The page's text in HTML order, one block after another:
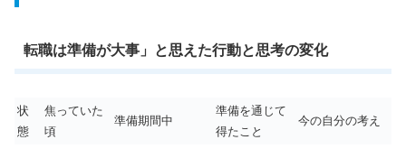
転職は準備が大事」と思えた行動と思考の変化
状
態
焦っていた
頃
準備期間中
準備を通じて
得たこと
今の自分の考え